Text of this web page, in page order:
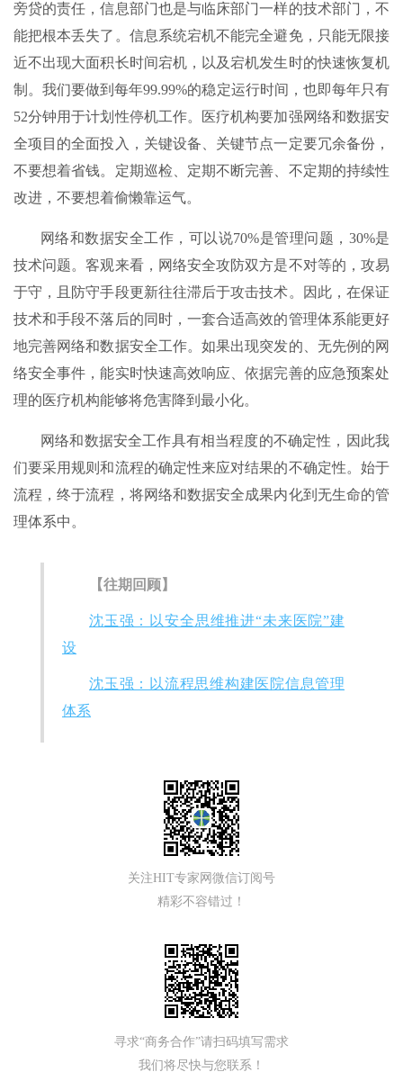
旁贷的责任，信息部门也是与临床部门一样的技术部门，不
能把根本丢失了。信息系统宕机不能完全避免，只能无限接
近不出现大面积长时间宕机，以及宕机发生时的快速恢复机
制。我们要做到每年99.99%的稳定运行时间，也即每年只有
52分钟用于计划性停机工作。医疗机构要加强网络和数据安
全项目的全面投入，关键设备、关键节点一定要冗余备份，
不要想着省钱。定期巡检、定期不断完善、不定期的持续性
改进，不要想着偷懒靠运气。
网络和数据安全工作，可以说70%是管理问题，30%是
技术问题。客观来看，网络安全攻防双方是不对等的，攻易
于守，且防守手段更新往往滞后于攻击技术。因此，在保证
技术和手段不落后的同时，一套合适高效的管理体系能更好
地完善网络和数据安全工作。如果出现突发的、无先例的网
络安全事件，能实时快速高效响应、依据完善的应急预案处
理的医疗机构能够将危害降到最小化。
网络和数据安全工作具有相当程度的不确定性，因此我
们要采用规则和流程的确定性来应对结果的不确定性。始于
流程，终于流程，将网络和数据安全成果内化到无生命的管
理体系中。
【往期回顾】
沈玉强：以安全思维推进“未来医院”建
设
沈玉强：以流程思维构建医院信息管理
体系
关注HIT专家网微信订阅号
精彩不容错过！
寻求“商务合作”请扫码填写需求
我们将尽快与您联系！